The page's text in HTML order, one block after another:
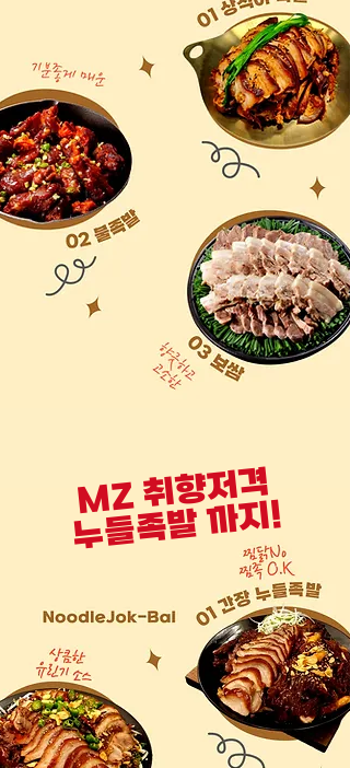
MZ 취향저격
​누들족발 까지!